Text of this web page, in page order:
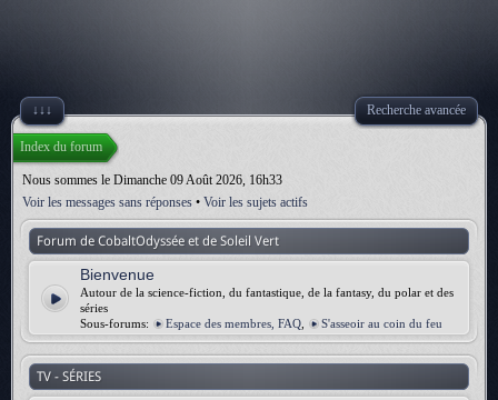
↓↓↓ Recherche avancée
Index du forum
Nous sommes le Dimanche 09 Août 2026, 16h33
Voir les messages sans réponses • Voir les sujets actifs
Forum de CobaltOdyssée et de Soleil Vert
Bienvenue
Autour de la science-fiction, du fantastique, de la fantasy, du polar et des
séries
Sous-forums:
Espace des membres, FAQ S'asseoir au coin du feu
TV - SÉRIES